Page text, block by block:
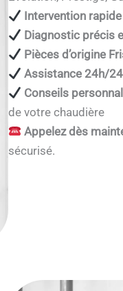
Intervention
Diagnostic précis
Pièces d’origine
Assistance 24h/
Conseils
de votre chaudière
Appelez dès
sécurisé.